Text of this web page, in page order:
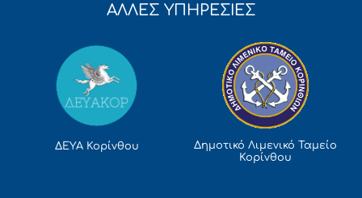
ΑΛΛΕΣ ΥΠΗΡΕΣΙΕΣ
ΔΕΥΑ Κορίνθου
Δημοτικό Λιμενικό Ταμείο
Κορίνθου